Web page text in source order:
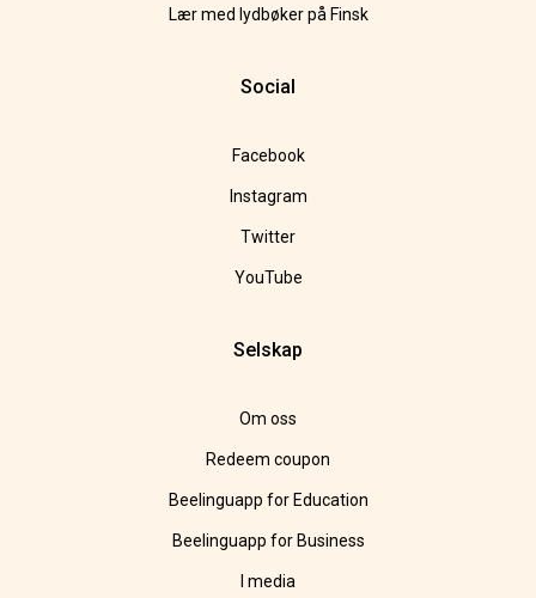
Lær med lydbøker på Finsk
Social
Facebook
Instagram
Twitter
YouTube
Selskap
Om oss
Redeem coupon
Beelinguapp for Education
Beelinguapp for Business
I media